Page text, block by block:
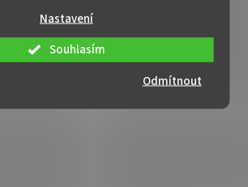
Nastavení
Odmítnout
Souhlasím